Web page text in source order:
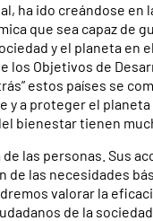
ha ido creándose en
que sea capaz de
y el planeta en
los Objetivos de
estos países se
a proteger el
bienestar tienen
las personas. Sus
las necesidades
valorar la
de la